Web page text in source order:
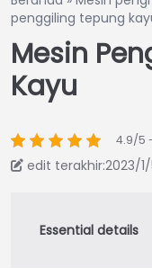
penggiling tepung
Mesin
Kayu
4.9/5
edit terakhir:2023/